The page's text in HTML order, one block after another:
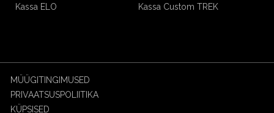
Kassa ELO
Kassa Custom TREK
MÜÜGITINGIMUSED
PRIVAATSUSPOLIITIKA
KÜPSISED